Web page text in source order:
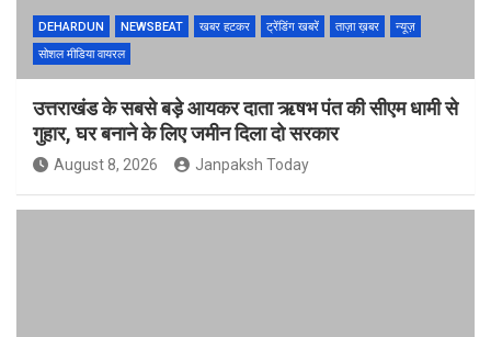
DEHARDUN NEWSBEAT खबर हटकर ट्रेंडिंग खबरें ताज़ा ख़बर
न्यूज़
सोशल मीडिया वायरल
उत्तराखंड के सबसे बड़े आयकर दाता ऋषभ पंत की सीएम धामी से
गुहार, घर बनाने के लिए जमीन दिला दो सरकार
August 8, 2026 Janpaksh Today